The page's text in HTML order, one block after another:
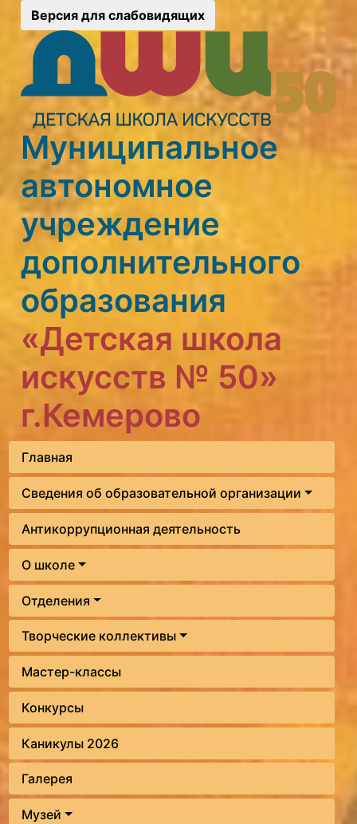
Версия для слабовидящих
Муниципальное
автономное
учреждение
дополнительного
образования
«Детская школа
искусств № 50»
г.Кемерово
Главная
Сведения об образовательной организации
Антикоррупционная деятельность
О школе
Отделения
Творческие коллективы
Мастер-классы
Конкурсы
Каникулы 2026
Галерея
Музей